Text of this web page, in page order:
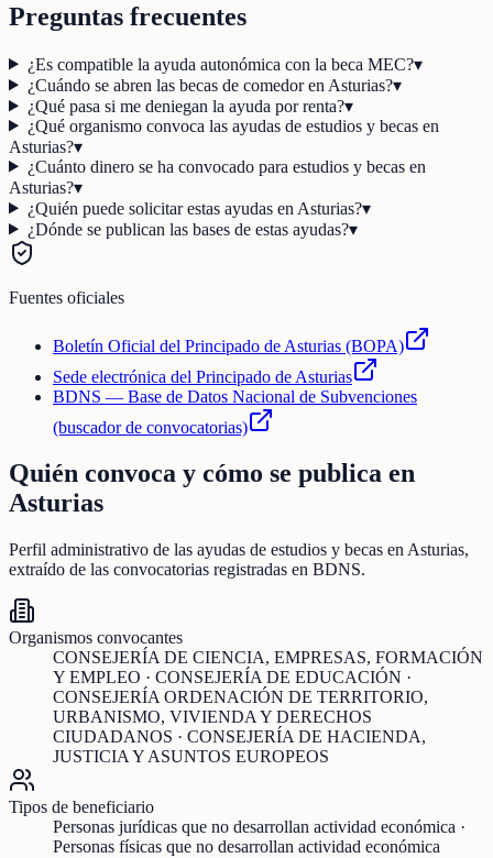
Preguntas frecuentes
¿Es compatible la ayuda autonómica con la beca MEC?▾
¿Cuándo se abren las becas de comedor en Asturias?▾
¿Qué pasa si me deniegan la ayuda por renta?▾
¿Qué organismo convoca las ayudas de estudios y becas en
Asturias?▾
¿Cuánto dinero se ha convocado para estudios y becas en
Asturias?▾
¿Quién puede solicitar estas ayudas en Asturias?▾
¿Dónde se publican las bases de estas ayudas?▾
Fuentes oficiales
Boletín Oficial del Principado de Asturias (BOPA)
Sede electrónica del Principado de Asturias
BDNS — Base de Datos Nacional de Subvenciones
(buscador de convocatorias)
Quién convoca y cómo se publica en
Asturias
Perfil administrativo de las ayudas de estudios y becas en Asturias,
extraído de las convocatorias registradas en BDNS.
Organismos convocantes
CONSEJERÍA DE CIENCIA, EMPRESAS, FORMACIÓN
Y EMPLEO · CONSEJERÍA DE EDUCACIÓN ·
CONSEJERÍA ORDENACIÓN DE TERRITORIO,
URBANISMO, VIVIENDA Y DERECHOS
CIUDADANOS · CONSEJERÍA DE HACIENDA,
JUSTICIA Y ASUNTOS EUROPEOS
Tipos de beneficiario
Personas jurídicas que no desarrollan actividad económica ·
Personas físicas que no desarrollan actividad económica